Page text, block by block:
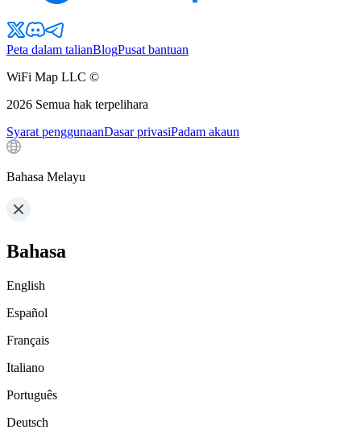
Peta dalam talianBlogPusat bantuan
WiFi Map LLC ©
2026 Semua hak terpelihara
Syarat penggunaanDasar privasiPadam akaun
Bahasa Melayu
Bahasa
English
Español
Français
Italiano
Português
Deutsch